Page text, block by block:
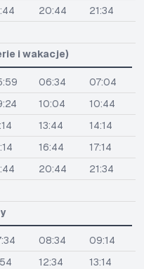
20:44
21:34
i wakacje)
06:34
07:04
10:04
10:44
13:44
14:14
16:44
17:14
20:44
21:34
08:34
09:14
12:34
13:14